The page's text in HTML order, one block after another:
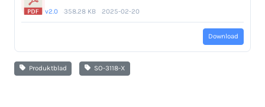
v2.0 358.28 KB 2025-02-20
Download
Produktblad SO-3118-X